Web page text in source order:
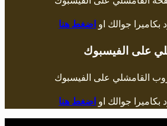
بكاميرا جوالك او اضغط هنا
على الفيسبوك
بكاميرا جوالك او اضغط هنا